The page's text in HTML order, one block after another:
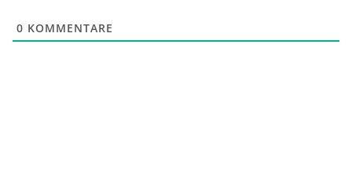
0 KOMMENTARE